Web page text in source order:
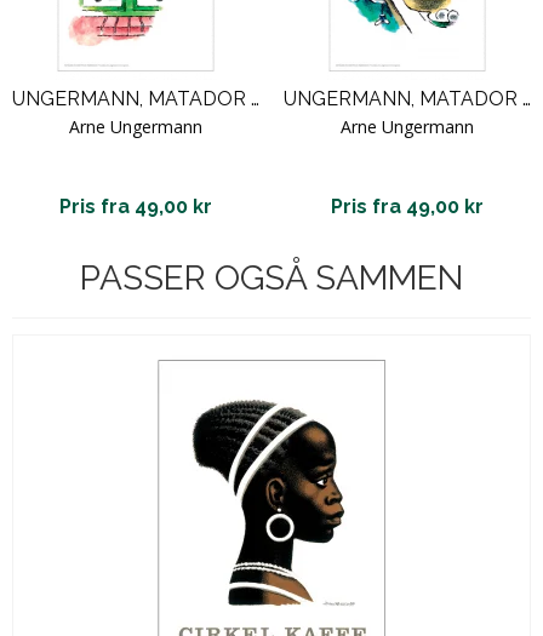
UNGERMANN, MATADOR SERIEN - 16 / U 16
Arne Ungermann
Pris fra 49,00 kr
UNGERMANN, MATADOR SERIEN - 4 / U 4
Arne Ungermann
Pris fra 49,00 kr
PASSER OGSÅ SAMMEN